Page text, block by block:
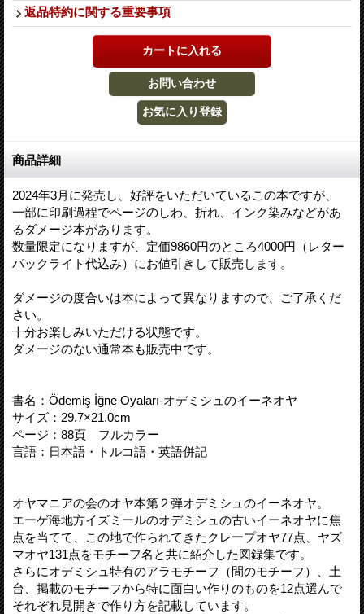
返品特約に関する重要事項
商品詳細
2024年3月に発売し、好評をいただいているこの本ですが、
一部に印刷過程でページのしわ、折れ、インク染みなどがあ
るダメージ本があります。
数量限定になりますが、定価9860円のところ4000円（レター
パックライト代込み）にお値引きして販売します。
ダメージの度合いは本によって異なりますので、ご了承くだ
さい。
十分お楽しみいただける状態です。
ダメージのない通常本も販売中です。
書名：Ödemiş İğne Oyaları-オデミシュのイーネオヤ
サイズ：29.7×21.0cm
ページ：88頁 フルカラー
言語：日本語・トルコ語・英語併記
オヤマニアの会のオヤ本第２弾オデミシュのイーネオヤ。
エーゲ海地方イズミールのオデミシュの古いイーネオヤに焦
点を当てて、この地で作られてきたクレープオヤ77点、ヤズ
マオヤ131点をモチーフ名と共に紹介した図録集です。
さらにオデミシュ特有のアラモチーフ（間のモチーフ）、土
台、掲載のモチーフから特に面白い作りのものを12点選んで
それぞれ見開きで作り方を記載しています。